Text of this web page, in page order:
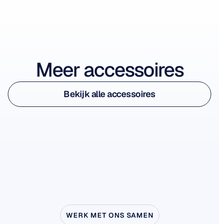
Meer accessoires
Insight Charging Cable
Bekijk accessoire
Bekijk alle accessoires
Bekijk alle accessoires
WERK MET ONS SAMEN